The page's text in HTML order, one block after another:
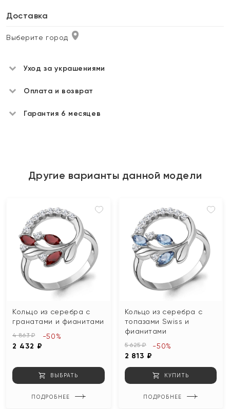
Доставка
Выберите город
Уход за украшениями
Оплата и возврат
Гарантия 6 месяцев
Другие варианты данной модели
Кольцо из серебра с
гранатами и фианитами
4 863 ₽
2 432 ₽
-50%
ВЫБРАТЬ
ПОДРОБНЕЕ
Кольцо из серебра с
топазами Swiss и
фианитами
5 625 ₽
2 813 ₽
-50%
КУПИТЬ
ПОДРОБНЕЕ